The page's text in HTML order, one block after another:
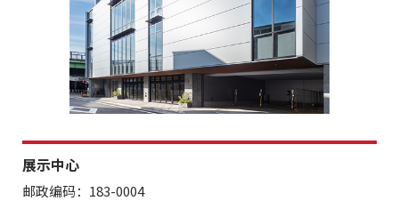
展示中心
邮政编码：183-0004